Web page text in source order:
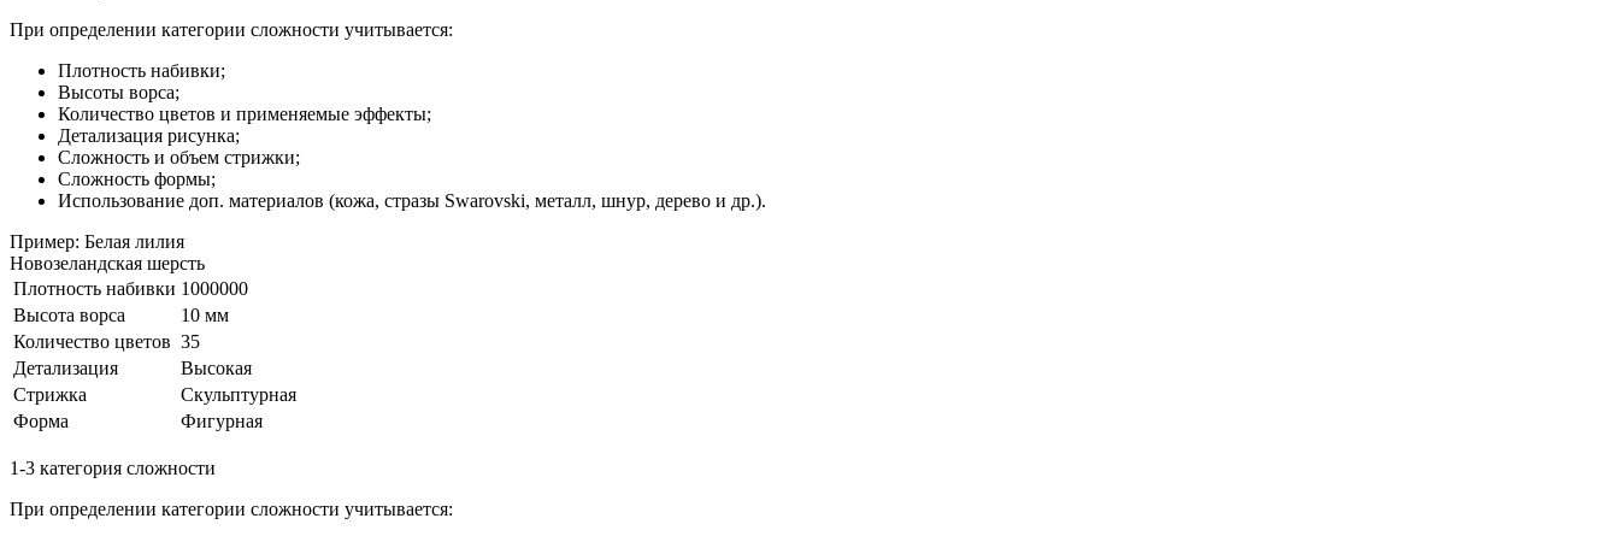
При определении категории сложности учитывается:
Плотность набивки;
Высоты ворса;
Количество цветов и применяемые эффекты;
Детализация рисунка;
Сложность и объем стрижки;
Сложность формы;
Использование доп. материалов (кожа, стразы Swarovski, металл, шнур, дерево и др.).
Пример: Белая лилия
Новозеландская шерсть
Плотность набивки 1000000
Высота ворса
10 мм
Количество цветов 35
Детализация
Высокая
Стрижка
Скульптурная
Форма
Фигурная
1-3 категория сложности
При определении категории сложности учитывается: